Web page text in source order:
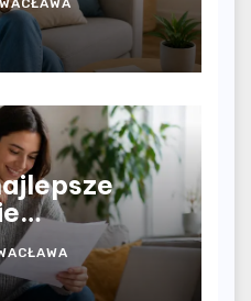
–
opieka daje
WACŁAWA
i uniknąć